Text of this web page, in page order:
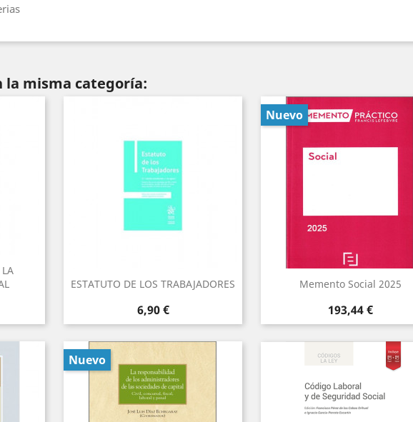
la misma categoría:
ESTATUTO DE LOS TRABAJADORES
Precio
6,90 €
Memento Social 2025
Precio
193,44 €
Nuevo
Nuevo